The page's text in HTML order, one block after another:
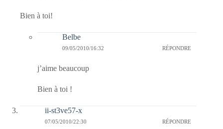
Bien à toi!
Belbe
09/05/2010/16:32 RÉPONDRE
j’aime beaucoup
Bien à toi !
ii-st3ve57-x
07/05/2010/22:30 RÉPONDRE